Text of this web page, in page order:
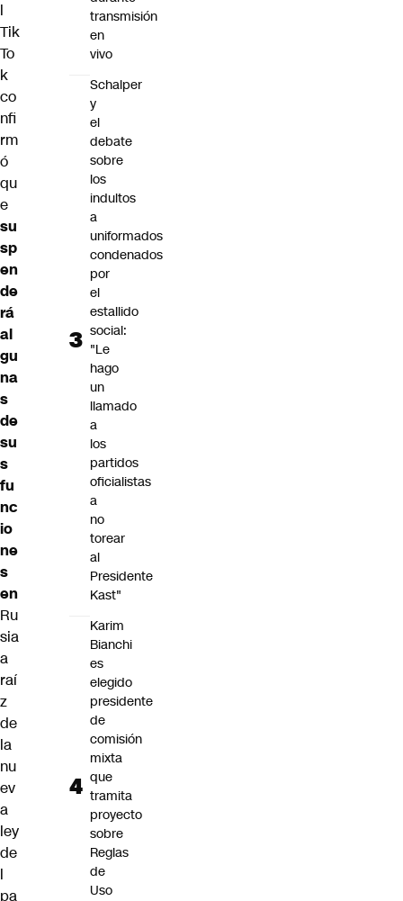
l
Tik
To
k
co
nfi
rm
ó
qu
e
su
sp
en
de
rá
al
gu
na
s
de
su
s
fu
nc
io
ne
s
en
Ru
sia
a
raí
z
de
la
nu
ev
a
ley
de
l
pa
transmisión
en
vivo
Schalper
y
el
debate
sobre
los
indultos
a
uniformados
condenados
por
el
estallido
social:
"Le
hago
un
llamado
a
los
partidos
oficialistas
a
no
torear
al
Presidente
Kast"
Karim
Bianchi
es
elegido
presidente
de
comisión
mixta
que
tramita
proyecto
sobre
Reglas
de
Uso